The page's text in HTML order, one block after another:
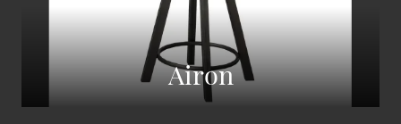
Airon